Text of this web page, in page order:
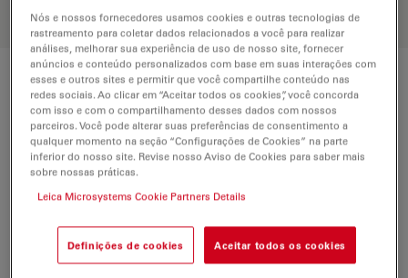
your needs.
Technical Specs
Product Number 11581047
Correction Ring (CORR)
Coverglass
With &
without
Nós e nossos fornecedores usamos cookies e outras tecnologias de
rastreamento para coletar dados relacionados a você para realizar
análises, melhorar sua experiência de uso de nosso site, fornecer
anúncios e conteúdo personalizados com base em suas interações com
esses e outros sites e permitir que você compartilhe conteúdo nas
redes sociais. Ao clicar em “Aceitar todos os cookies”, você concorda
com isso e com o compartilhamento desses dados com nossos
parceiros. Você pode alterar suas preferências de consentimento a
qualquer momento na seção “Configurações de Cookies” na parte
inferior do nosso site. Revise nosso Aviso de Cookies para saber mais
sobre nossas práticas.
Leica Microsystems Cookie Partners Details
Definições de cookies Aceitar todos os cookies